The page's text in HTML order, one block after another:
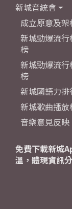
新城音統會
成立原意及架
新城勁爆流
榜
新城勁爆流
榜
新城國語力排
新城歌曲播放
音樂意見反映
免費下載新城
溫，體現資訊